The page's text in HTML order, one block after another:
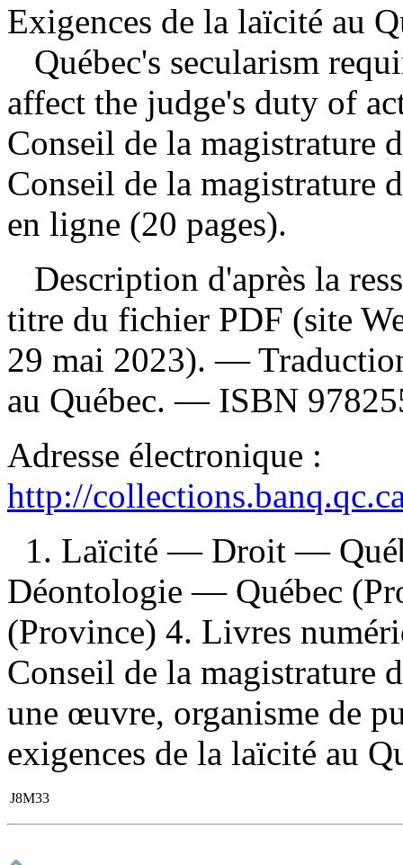
Exigences de la laïcité au
Québec's secularism
affect the judge's duty of
Conseil de la magistrature
Conseil de la magistrature
en ligne (20 pages).
Description d'après la
titre du fichier PDF (site
29 mai 2023). —
au Québec. — ISBN
Adresse électronique :
http://
1. Laïcité — Droit —
Déontologie — Québec
(Province) 4. Livres
Conseil de la magistrature
une œuvre, organisme de
exigences de la laïcité au
J8M33